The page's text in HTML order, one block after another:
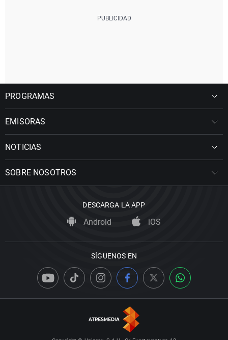
PROGRAMAS
EMISORAS
NOTICIAS
SOBRE NOSOTROS
DESCARGA LA APP
Android iOS
SÍGUENOS EN